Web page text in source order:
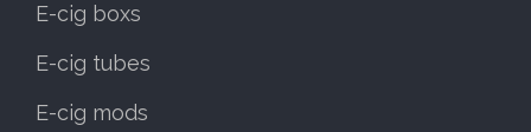
E-cig boxs
E-cig tubes
E-cig mods